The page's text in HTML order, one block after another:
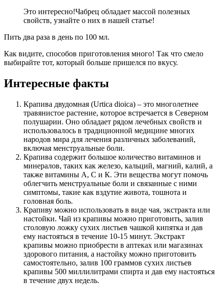
Это интересно!Чабрец обладает массой полезных
свойств, узнайте о них в нашей статье!
Пить два раза в день по 100 мл.
Как видите, способов приготовления много! Так что смело
выбирайте тот, который больше пришелся по вкусу.
Интересные факты
Крапива двудомная (Urtica dioica) – это многолетнее
травянистое растение, которое встречается в Северном
полушарии. Оно обладает рядом лечебных свойств и
использовалось в традиционной медицине многих
народов мира для лечения различных заболеваний,
включая менструальные боли.
Крапива содержит большое количество витаминов и
минералов, таких как железо, кальций, магний, калий, а
также витамины А, С и К. Эти вещества могут помочь
облегчить менструальные боли и связанные с ними
симптомы, такие как вздутие живота, тошнота и
головная боль.
Крапиву можно использовать в виде чая, экстракта или
настойки. Чай из крапивы можно приготовить, залив
столовую ложку сухих листьев чашкой кипятка и дав
ему настояться в течение 10-15 минут. Экстракт
крапивы можно приобрести в аптеках или магазинах
здорового питания, а настойку можно приготовить
самостоятельно, залив 100 граммов сухих листьев
крапивы 500 миллилитрами спирта и дав ему настояться
в течение двух недель.